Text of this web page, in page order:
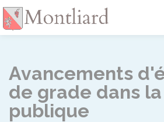
Avancements
de grade dans
publique